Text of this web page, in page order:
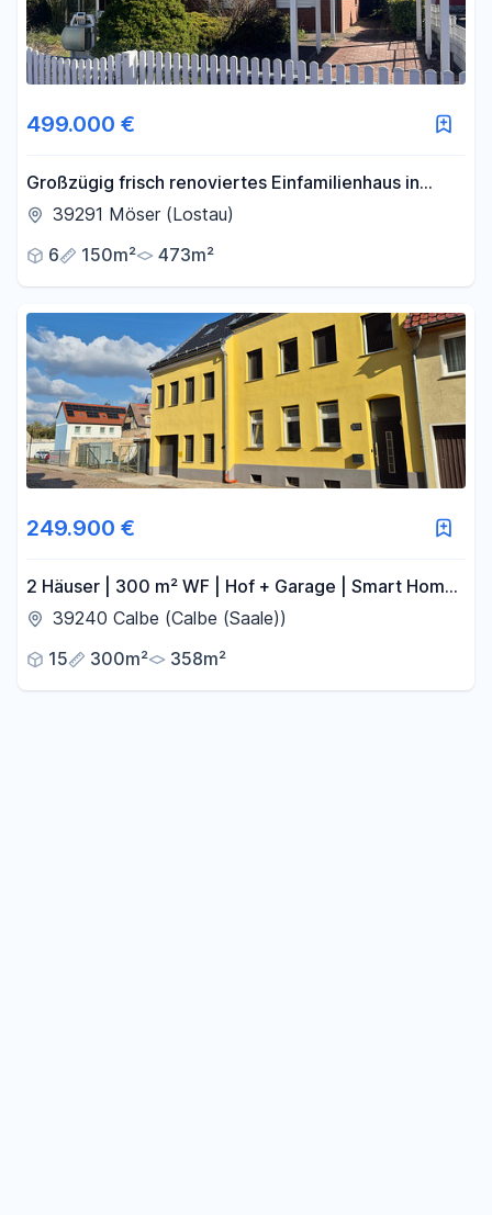
499.000 €
Großzügig frisch renoviertes Einfamilienhaus in
guter Lage / Keine Käuferprovision
39291 Möser (Lostau)
6
150m² 473m²
249.900 €
2 Häuser | 300 m² WF | Hof + Garage | Smart Home
| provisionsfrei
39240 Calbe (Calbe (Saale))
15
300m² 358m²